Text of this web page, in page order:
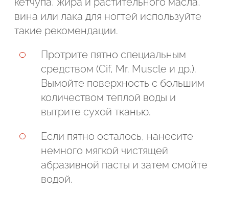
вина или лака для ногтей используйте
такие рекомендации.
Протрите пятно специальным
средством (Cif, Mr. Muscle и др.).
Вымойте поверхность с большим
количеством теплой воды и
вытрите сухой тканью.
Если пятно осталось, нанесите
немного мягкой чистящей
абразивной пасты и затем смойте
водой.